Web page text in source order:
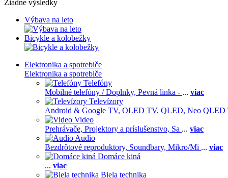
Žiadne výsledky
Výbava na leto
Bicykle a kolobežky
Elektronika a spotrebiče
Elektronika a spotrebiče
Telefóny
Mobilné telefóny / Doplnky, Pevná linka - ... viac
Televízory
Android & Google TV, OLED TV, QLED, Neo QLED
Video
Prehrávače, Projektory a príslušenstvo, Sa ... viac
Audio
Bezdrôtové reproduktory, Soundbary, Mikro/Mi ... viac
Domáce kiná
... viac
Biela technika